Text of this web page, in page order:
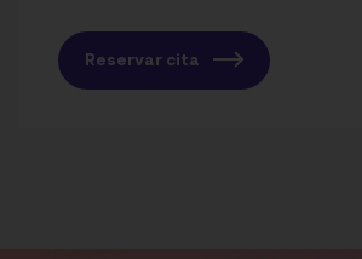
Reservar cita